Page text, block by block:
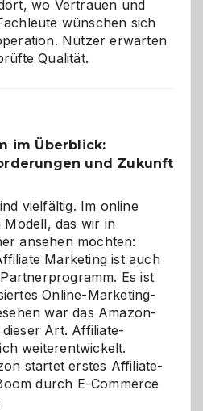
wo Vertrauen und
wünschen sich
Nutzer erwarten
Qualität.
im Überblick:
und Zukunft
vielfältig. Im online
Modell, das wir in
ansehen möchten:
Marketing ist auch
Es ist
Online-Marketing-
war das Amazon-
Art. Affiliate-
weiterentwickelt.
startet erstes Affiliate-
durch E-Commerce